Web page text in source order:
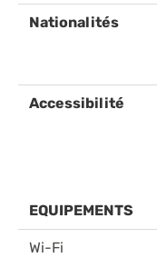
Nationalités
Accessibilité
EQUIPEMENTS
Wi-Fi